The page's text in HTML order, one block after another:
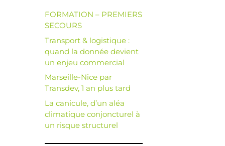
FORMATION – PREMIERS
SECOURS
Transport & logistique :
quand la donnée devient
un enjeu commercial
Marseille-Nice par
Transdev, 1 an plus tard
La canicule, d’un aléa
climatique conjoncturel à
un risque structurel